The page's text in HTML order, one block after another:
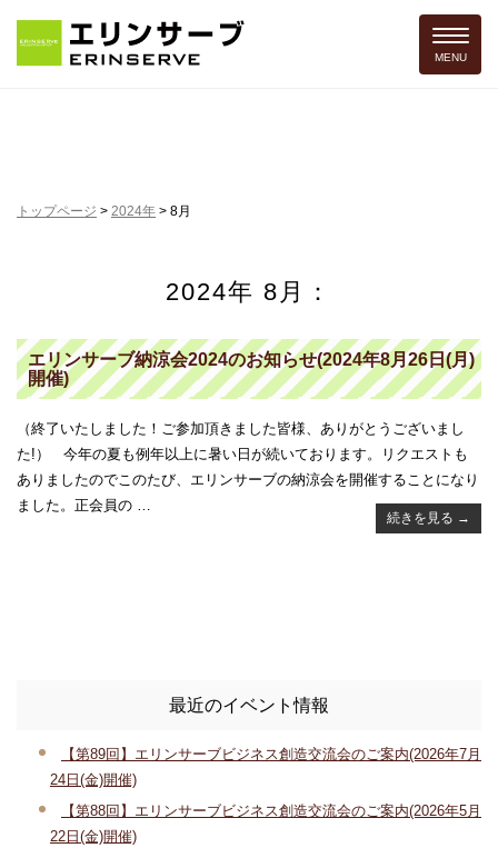
Toggle
MENU
トップページ > 2024年 > 8月
2024年 8月：
エリンサーブ納涼会2024のお知らせ(2024年8月26日(月)
開催)
（終了いたしました！ご参加頂きました皆様、ありがとうございまし
た!） 今年の夏も例年以上に暑い日が続いております。リクエストも
ありましたのでこのたび、エリンサーブの納涼会を開催することになり
ました。正会員の …
続きを見る →
最近のイベント情報
【第89回】エリンサーブビジネス創造交流会のご案内(2026年7月
24日(金)開催)
【第88回】エリンサーブビジネス創造交流会のご案内(2026年5月
22日(金)開催)